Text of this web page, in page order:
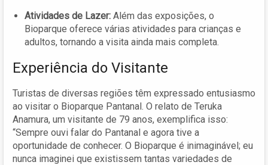
Atividades de Lazer: Além das exposições, o
Bioparque oferece várias atividades para crianças e
adultos, tornando a visita ainda mais completa.
Experiência do Visitante
Turistas de diversas regiões têm expressado entusiasmo
ao visitar o Bioparque Pantanal. O relato de Teruka
Anamura, um visitante de 79 anos, exemplifica isso:
“Sempre ouvi falar do Pantanal e agora tive a
oportunidade de conhecer. O Bioparque é inimaginável; eu
nunca imaginei que existissem tantas variedades de